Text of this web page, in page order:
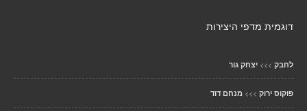
דוגמית מדפי היצירות
לחבק >>> יצחק גור
פוקוס ירוק >>> מנחם דוד